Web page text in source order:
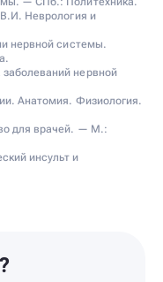
Неврология и
нервной системы.
нервной
Анатомия. Физиология.
для врачей. — М.:
инсульт и